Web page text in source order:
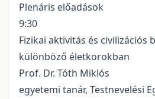
Plenáris előadások
9:30
Fizikai aktivitás és civilizációs
különböző életkorokban
Prof. Dr. Tóth Miklós
egyetemi tanár, Testnevelési